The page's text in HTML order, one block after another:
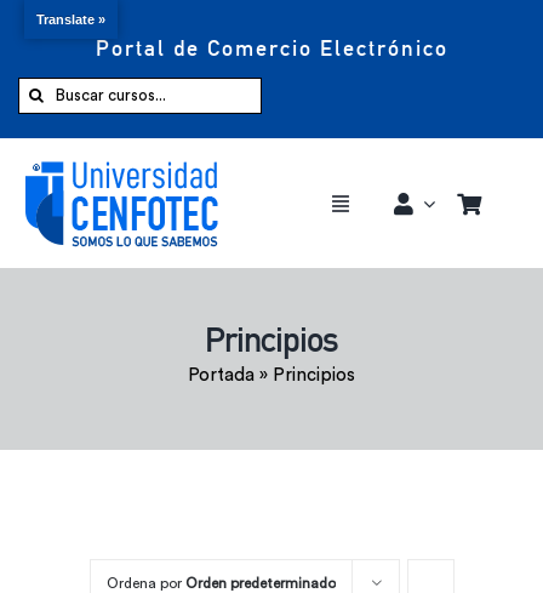
Portal de Comercio Electrónico
Buscar:
Toggle
Comprar ahora
Principios
Portada » Principios
Ordena por Orden predeterminado
Translate »